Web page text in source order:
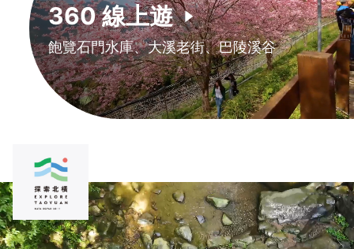
360 線上遊
飽覽石門水庫、大溪老街、巴陵溪谷